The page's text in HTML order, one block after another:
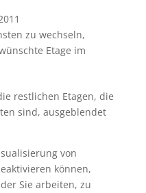
zu wechseln,
Etage im
restlichen Etagen, die
sind, ausgeblendet
von
können,
Sie arbeiten, zu